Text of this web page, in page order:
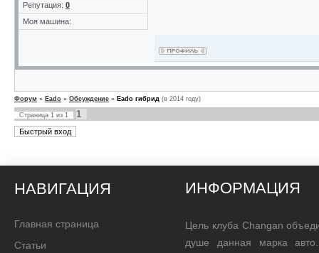
Репутация: 0
Моя машина:
Форум » Eado » Обсуждение » Eado гибрид (в 2014 году)
Страница 1 из 1 1
НАВИГАЦИЯ
Главная страница
Статьи
ИНФОРМАЦИЯ
Цель клуба Changan
душе данная марка